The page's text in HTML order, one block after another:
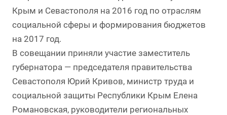
Крым и Севастополя на 2016 год по отраслям
социальной сферы и формирования бюджетов
на 2017 год.
В совещании приняли участие заместитель
губернатора — председателя правительства
Севастополя Юрий Кривов, министр труда и
социальной защиты Республики Крым Елена
Романовская, руководители региональных